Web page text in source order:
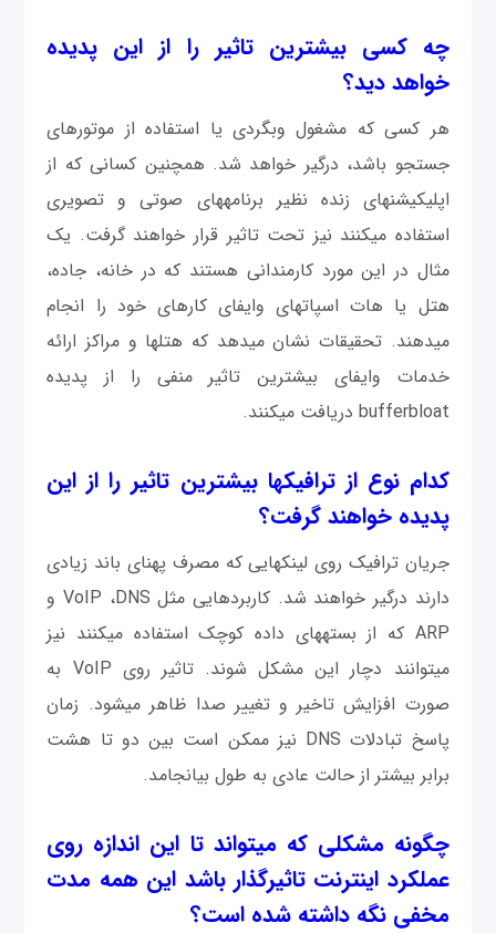
چه کسی بیشترین تاثیر را از این پدیده
خواهد دید؟
هر کسی که مشغول وبگردی یا استفاده از موتورهای
جستجو باشد، درگیر خواهد شد. همچنین کسانی که از
اپلیکیشن‎های زنده نظير برنامه‎های صوتی و تصویری
استفاده می‎کنند نیز تحت تاثیر قرار خواهند گرفت. یک
مثال در این مورد کارمندانی هستند که در خانه، جاده،
هتل یا هات اسپات‎های وای‎فای کارهای خود را انجام
می‎دهند. تحقيقات نشان می‎دهد که هتل‎ها و مراکز ارائه
خدمات وای‎فای بیشترین تاثیر منفی را از پدیده
bufferbloat دریافت می‎کنند.
کدام نوع از ترافیک‎ها بیشترین تاثیر را از این
پدیده خواهند گرفت؟
جریان ترافیک روی لینک‎هایی که مصرف پهنای باند زیادی
دارند درگیر خواهند شد. کاربردهایی مثل VoIP ،DNS و
ARP که از بسته‎های داده کوچک استفاده می‎کنند نیز
می‎توانند دچار این مشکل شوند. تاثیر روی VoIP به
صورت افزایش تاخیر و تغییر صدا ظاهر می‎شود. زمان
پاسخ تبادلات DNS نیز ممکن است بین دو تا هشت
برابر بیشتر از حالت عادی به طول بیانجامد.
چگونه مشکلی که می‎تواند تا این اندازه روی
عملکرد اینترنت تاثیرگذار باشد این همه مدت
مخفی نگه داشته شده است؟